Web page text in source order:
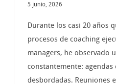
5 junio, 2026
Durante los casi 20 años
procesos de coaching
managers, he observado
constantemente:
desbordadas. Reuniones